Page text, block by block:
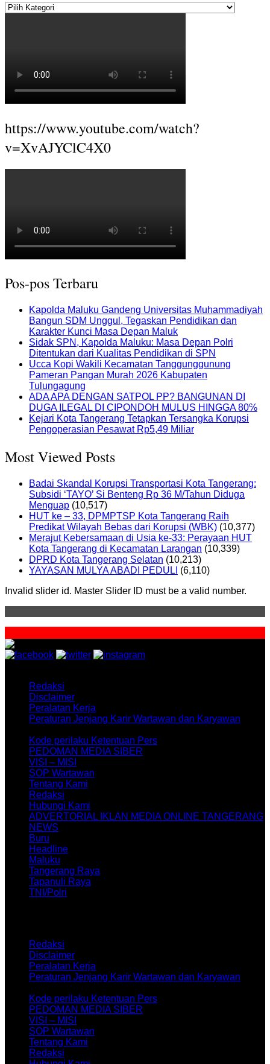
Kategori
https://www.youtube.com/watch?
v=XvAJYClC4X0
Pos-pos Terbaru
Kapolda Maluku Gandeng Universitas Muhammadiyah
Bangun SDM Unggul, Tegaskan Pendidikan dan
Karakter Kunci Masa Depan Maluk
Sidak SPN, Kapolda Maluku: Masa Depan Polri
Ditentukan dari Kualitas Pendidikan di SPN
Ucca Kopi Wakili Kecamatan Tanggunggunung
Pameran Pangan Murah 2026 Kabupaten
Tulungagung
ADA APA DENGAN SATPOL PP? BANGUNAN DI
DUGA ILEGAL DI CIPONDOH MULUS HINGGA 80℅
Kejari Kota Tangerang Tetapkan Tersangka Korupsi
Pengoperasian Pesawat Rp5,49 Miliar
Most Viewed Posts
Badai Skandal Korupsi Transportasi Kota Tangerang:
Subsidi ‘TAYO’ Si Benteng Rp 36 M/Tahun Diduga
Menguap (10,517)
HUT ke – 33, DPMPTSP Kota Tangerang Raih
Predikat Wilayah Bebas dari Korupsi (WBK) (10,377)
Merajut Kebersamaan di Usia ke-33: Perayaan HUT
Kota Tangerang di Kecamatan Larangan (10,339)
DPRD Kota Tangerang Selatan (10,213)
YAYASAN MULYA ABADI PEDULI (6,110)
Invalid slider id. Master Slider ID must be a valid number.
Contact
Us
Redaksi
Disclaimer
Peralatan Kerja
Peraturan Jenjang Karir Wartawan dan Karyawan
Kode perilaku Ketentuan Pers
PEDOMAN MEDIA SIBER
VISI – MISI
SOP Wartawan
Tentang Kami
Redaksi
Hubungi Kami
ADVERTORIAL IKLAN MEDIA ONLINE TANGERANG
NEWS
Buru
Headline
Maluku
Tangerang Raya
Tapanuli Raya
TNI/Polri
Redaksi
Disclaimer
Peralatan Kerja
Peraturan Jenjang Karir Wartawan dan Karyawan
Kode perilaku Ketentuan Pers
PEDOMAN MEDIA SIBER
VISI – MISI
SOP Wartawan
Tentang Kami
Redaksi